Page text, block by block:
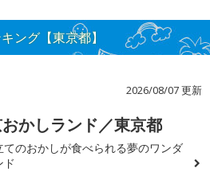
ング【東京都】
2026/08/07 更新
かしランド／東京都
てのおかしが食べられる夢のワンダ
ド